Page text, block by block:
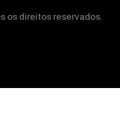
os direitos reservados.